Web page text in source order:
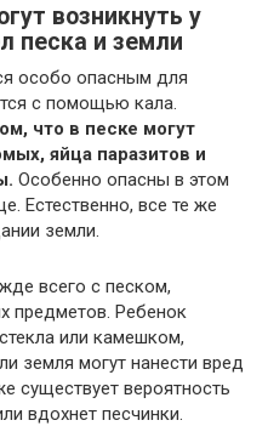
возникнуть у
песка и земли
особо опасным для
с помощью кала.
что в песке могут
яйца паразитов и
Особенно опасны в этом
Естественно, все те же
земли.
всего с песком,
предметов. Ребенок
или камешком,
земля могут нанести вред
существует вероятность
вдохнет песчинки.